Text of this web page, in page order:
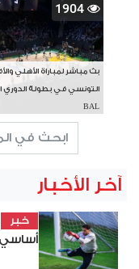
1904
بث مباشر لمباراة الأهلي
التونسي في بطولة الدوري
BAL
آخر الأخبار
خبر